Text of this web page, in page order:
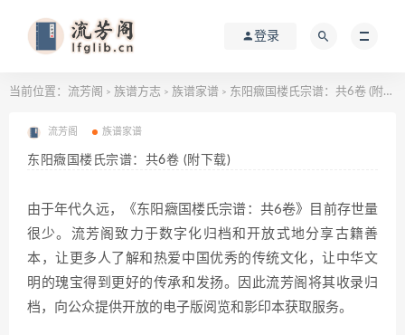
登录
当前位置： 流芳阁 > 族谱方志 > 族谱家谱 > 东阳癓国楼氏宗谱：共6卷 (附下载)
流芳阁 族谱家谱
东阳癓国楼氏宗谱：共6卷 (附下载)
由于年代久远，《东阳癓国楼氏宗谱：共6卷》目前存世量
很少。流芳阁致力于数字化归档和开放式地分享古籍善
本，让更多人了解和热爱中国优秀的传统文化，让中华文
明的瑰宝得到更好的传承和发扬。因此流芳阁将其收录归
档，向公众提供开放的电子版阅览和影印本获取服务。